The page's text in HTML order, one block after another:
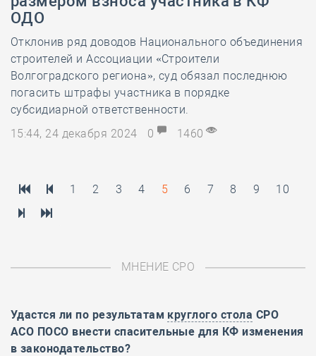
ОДО
Отклонив ряд доводов Национального объединения
строителей и Ассоциации «Строители
Волгоградского региона», суд обязал последнюю
погасить штрафы участника в порядке
субсидиарной ответственности.
15:44, 24 декабря 2024
0 1460
1 2 3 4 5 6 7 8 9 10
МНЕНИЕ СРО
Удастся ли по результатам круглого стола СРО
АСО ПОСО внести спасительные для КФ изменения
в законодательство?